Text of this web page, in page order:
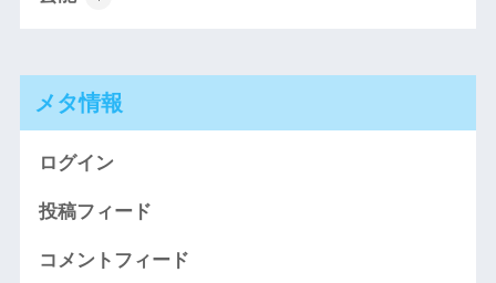
メタ情報
ログイン
投稿フィード
コメントフィード